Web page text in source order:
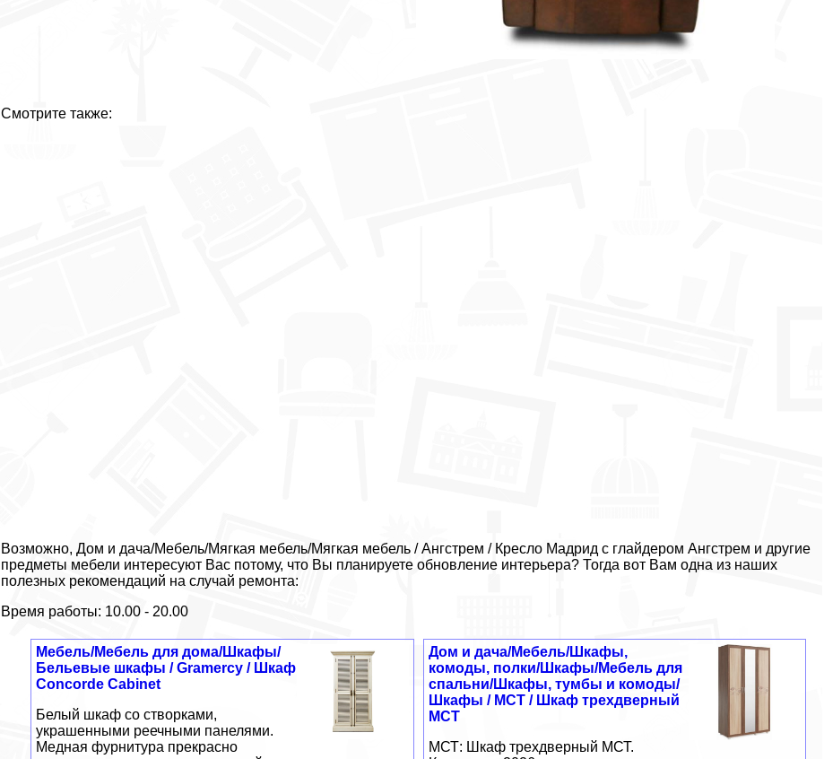
Смотрите также:
Возможно, Дом и дача/Мебель/Мягкая мебель/Мягкая мебель / Ангстрем / Кресло Мадрид с глайдером Ангстрем и другие
предметы мебели интересуют Вас потому, что Вы планируете обновление интерьера? Тогда вот Вам одна из наших
полезных рекомендаций на случай ремонта:
Время работы: 10.00 - 20.00
Дом и дача/Мебель/Шкафы,
комоды, полки/Шкафы/Мебель для
спальни/Шкафы, тумбы и комоды/
Шкафы / МСТ / Шкаф трехдверный
МСТ
МСТ: Шкаф трехдверный МСТ.
Мебель/Мебель для дома/Шкафы/
Бельевые шкафы / Gramercy / Шкаф
Concorde Cabinet
Белый шкаф со створками,
украшенными реечными панелями.
Медная фурнитура прекрасно